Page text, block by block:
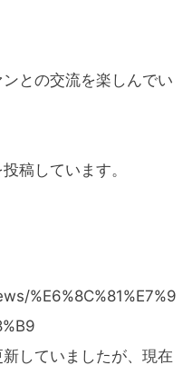
との交流を楽しんでい
稿しています。
%E6%8C%81%E7%9
していましたが、現在